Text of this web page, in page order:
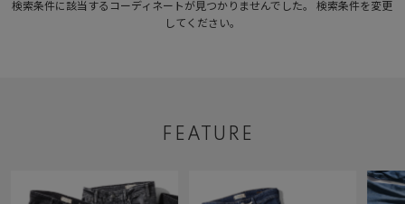
検索条件に該当するコーディネートが見つかりませんでした。 検索条件を変更
してください。
FEATURE